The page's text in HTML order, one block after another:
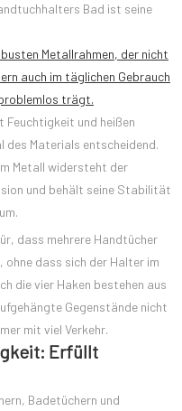
Bad ist seine
Metallrahmen, der nicht
auch im täglichen Gebrauch
trägt.
Feuchtigkeit und heißen
des Materials entscheidend.
Metall widersteht der
und behält seine Stabilität
dass mehrere Handtücher
dass sich der Halter im
die vier Haken bestehen aus
Gegenstände nicht
mit viel Verkehr.
Erfüllt
Badetüchern und